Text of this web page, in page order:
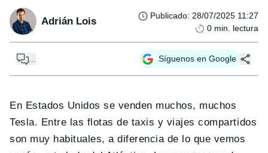
Adrián Lois Publicado: 28/07/2025 11:27
0 min. lectura
... Síguenos en Google
En Estados Unidos se venden muchos, muchos
Tesla. Entre las flotas de taxis y viajes compartidos
son muy habituales, a diferencia de lo que vemos